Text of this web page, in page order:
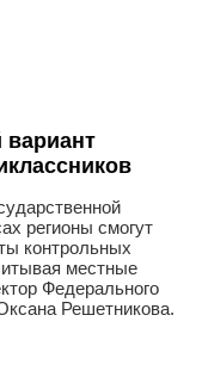
вариант
регионы смогут
контрольных
местные
Федерального
Решетникова.